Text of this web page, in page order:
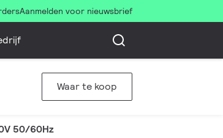
Aanmelden voor nieuwsbrief
Waar te koop
50/60Hz